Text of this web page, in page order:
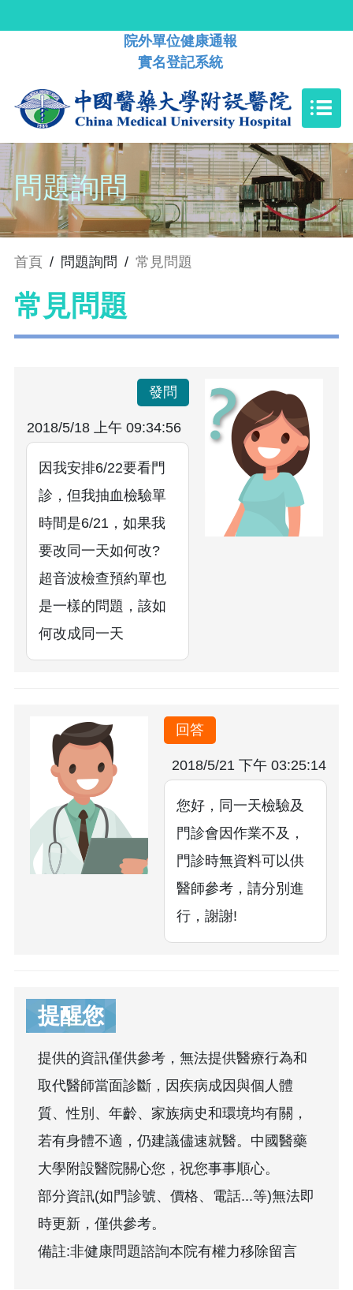
院外單位健康通報
實名登記系統
問題詢問
首頁 / 問題詢問 / 常見問題
常見問題
發問
2018/5/18 上午 09:34:56
因我安排6/22要看門
診，但我抽血檢驗單
時間是6/21，如果我
要改同一天如何改?
超音波檢查預約單也
是一樣的問題，該如
何改成同一天
回答
2018/5/21 下午 03:25:14
您好，同一天檢驗及
門診會因作業不及，
門診時無資料可以供
醫師參考，請分別進
行，謝謝!
提醒您
提供的資訊僅供參考，無法提供醫療行為和
取代醫師當面診斷，因疾病成因與個人體
質、性別、年齡、家族病史和環境均有關，
若有身體不適，仍建議儘速就醫。中國醫藥
大學附設醫院關心您，祝您事事順心。
部分資訊(如門診號、價格、電話...等)無法即
時更新，僅供參考。
備註:非健康問題諮詢本院有權力移除留言